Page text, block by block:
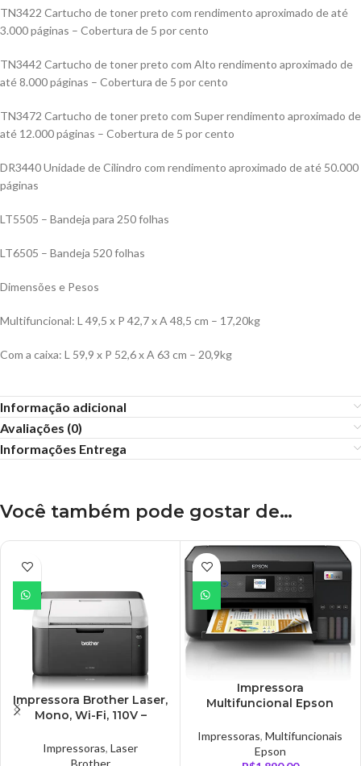
TN3422 Cartucho de toner preto com rendimento aproximado de até
3.000 páginas – Cobertura de 5 por cento
TN3442 Cartucho de toner preto com Alto rendimento aproximado de
até 8.000 páginas – Cobertura de 5 por cento
TN3472 Cartucho de toner preto com Super rendimento aproximado de
até 12.000 páginas – Cobertura de 5 por cento
DR3440 Unidade de Cilindro com rendimento aproximado de até 50.000
páginas
LT5505 – Bandeja para 250 folhas
LT6505 – Bandeja 520 folhas
Dimensões e Pesos
Multifuncional: L 49,5 x P 42,7 x A 48,5 cm – 17,20kg
Com a caixa: L 59,9 x P 52,6 x A 63 cm – 20,9kg
Informação adicional
Avaliações (0)
Informações Entrega
Você também pode gostar de…
Impressora Brother Laser,
Mono, Wi-Fi, 110V –
Impressoras, Laser
Brother
Impressora
Multifuncional Epson
Frente e Verso
Automático, Bivolt –
Impressoras, Multifuncionais
Epson